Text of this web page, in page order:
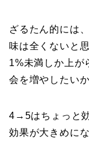
ざるたん的には
味は全くないと
1%未満しか上が
会を増やしたいか
4→5はちょっと
効果が大きめに